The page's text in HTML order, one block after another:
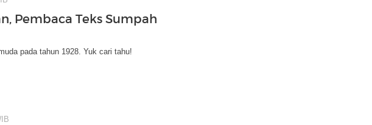
Pembaca Teks Sumpah
pada tahun 1928. Yuk cari tahu!